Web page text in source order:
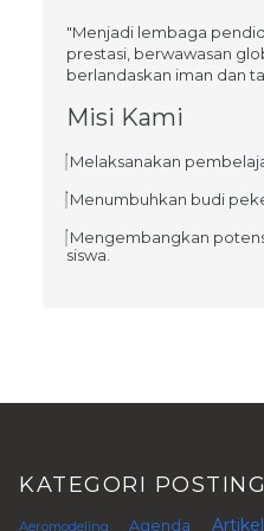
"Menjadi lembaga
prestasi, berwawasan
berlandaskan iman dan
Misi Kami
Melaksanakan
Menumbuhkan budi
Mengembangkan
siswa.
KATEGORI
Aeromodeling Agenda Artikel